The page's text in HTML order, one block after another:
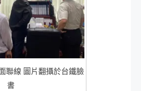
聯線 圖片翻攝於台鐵臉
書